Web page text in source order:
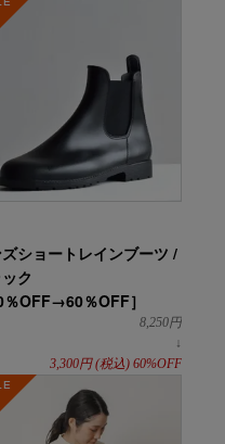
ズショートレインブーツ /
ク
％OFF→60％OFF］
8,250円
↓
3,300円(税込) 60%OFF